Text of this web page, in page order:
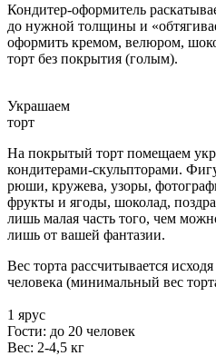
Кондитер-оформитель
до нужной толщины и
оформить кремом, велюром,
торт без покрытия (голым).
Украшаем
торт
На покрытый торт помещаем
кондитерами-скульпторами.
рюши, кружева, узоры,
фрукты и ягоды, шоколад,
лишь малая часть того, чем
лишь от вашей фантазии.
Вес торта рассчитывается
человека (минимальный вес
1 ярус
Гости: до 20 человек
Вес: 2-4,5 кг